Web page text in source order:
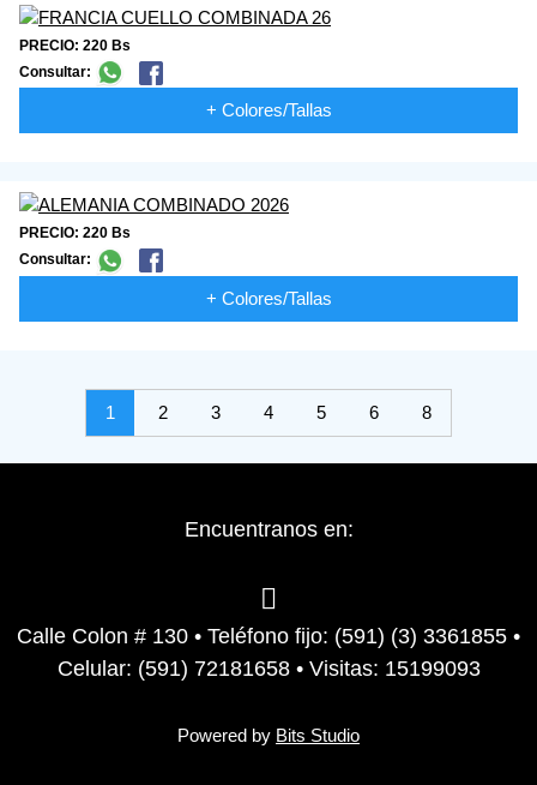
PRECIO: 220 Bs
Consultar:
+ Colores/Tallas
PRECIO: 220 Bs
Consultar:
+ Colores/Tallas
1 2 3 4 5 6 8
Encuentranos en:
Calle Colon # 130 • Teléfono fijo: (591) (3) 3361855 •
Celular: (591) 72181658 • Visitas: 15199093
Powered by Bits Studio